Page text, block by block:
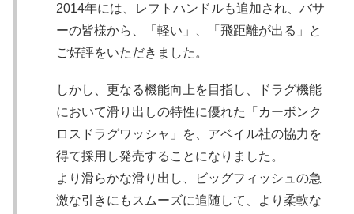
2014年には、レフトハンドルも追加され、バサ
ーの皆様から、「軽い」、「飛距離が出る」と
ご好評をいただきました。
しかし、更なる機能向上を目指し、ドラグ機能
において滑り出しの特性に優れた「カーボンク
ロスドラグワッシャ」を、アベイル社の協力を
得て採用し発売することになりました。
より滑らかな滑り出し、ビッグフィッシュの急
激な引きにもスムーズに追随して、より柔軟な